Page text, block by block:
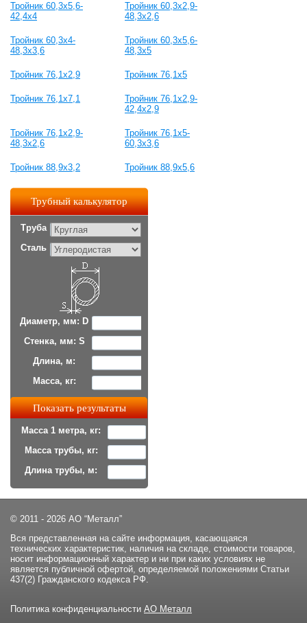
Тройник 60,3x5,6-
42,4x4
Тройник 60,3x2,9-
48,3x2,6
Тройник 60,3x4-
48,3x3,6
Тройник 60,3x5,6-
48,3x5
Тройник 76,1х2,9 Тройник 76,1х5
Тройник 76,1х7,1
Тройник 76,1х2,9-
42,4х2,9
Тройник 76,1х2,9-
48,3х2,6
Тройник 76,1х5-
60,3х3,6
Тройник 88,9х3,2 Тройник 88,9х5,6
Трубный калькулятор
Труба
Сталь
Диаметр, мм: D
Стенка, мм: S
Длина, м:
Масса, кг:
Масса 1 метра, кг:
Масса трубы, кг:
Длина трубы, м:
© 2011 - 2026 АО “Металл”
Вся представленная на сайте информация, касающаяся
технических характеристик, наличия на складе, стоимости товаров,
носит информационный характер и ни при каких условиях не
является публичной офертой, определяемой положениями Статьи
437(2) Гражданского кодекса РФ.
Политика конфиденциальности АО Металл